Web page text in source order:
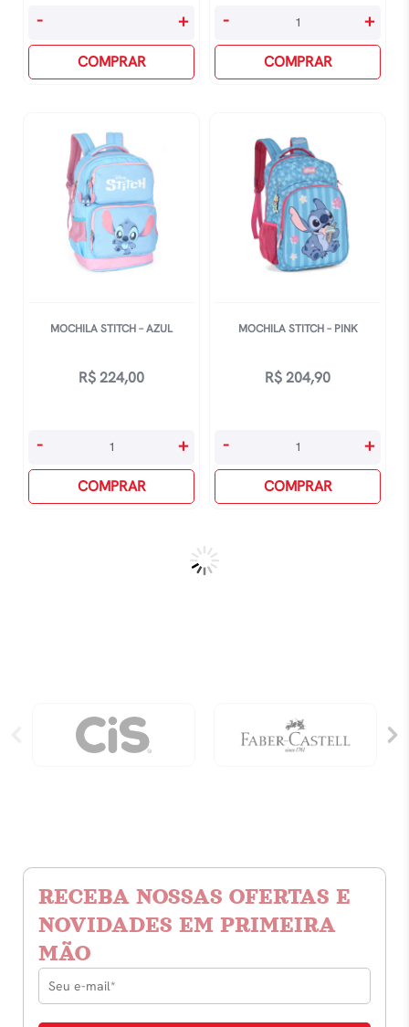
Mochila
Vermelho
- +
COMPRAR
Mochila
R
quantidade
- +
COMPRAR
MOCHILA STITCH – AZUL
R$224,00
Mochila
Azul
- +
COMPRAR
MOCHILA STITCH – PINK
R$204,90
Mochila
Pink
- +
COMPRAR
RECEBA NOSSAS OFERTAS E
NOVIDADES EM PRIMEIRA
MÃO